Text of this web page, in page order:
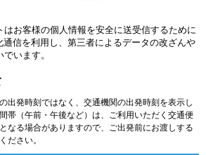
はお客様の個人情報を安全に送受信するために
通信を利用し、第三者によるデータの改ざんや
います。
出発時刻ではなく、交通機関の出発時刻を表示し
帯（午前・午後など）は、ご利用いただく交通便
なる場合がありますので、ご出発前にお渡しする
ださい。